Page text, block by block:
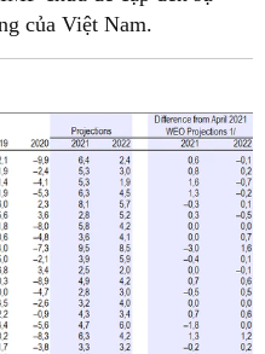
của Việt Nam.